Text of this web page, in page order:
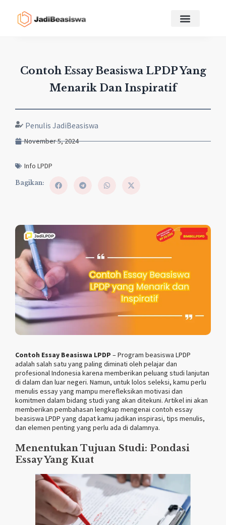
Penulis JadiBeasiswa
November 5, 2024
Info LPDP
Bagikan:
Contoh Essay Beasiswa LPDP Yang
Menarik Dan Inspiratif
Contoh Essay Beasiswa LPDP – Program beasiswa LPDP
adalah salah satu yang paling diminati oleh pelajar dan
profesional Indonesia karena memberikan peluang studi lanjutan
di dalam dan luar negeri. Namun, untuk lolos seleksi, kamu perlu
menulis essay yang mampu merefleksikan motivasi dan
komitmen dalam bidang studi yang akan ditekuni. Artikel ini akan
memberikan pembahasan lengkap mengenai contoh essay
beasiswa LPDP yang dapat kamu jadikan inspirasi, tips menulis,
dan elemen penting yang perlu ada di dalamnya.
Menentukan Tujuan Studi: Pondasi
Essay Yang Kuat